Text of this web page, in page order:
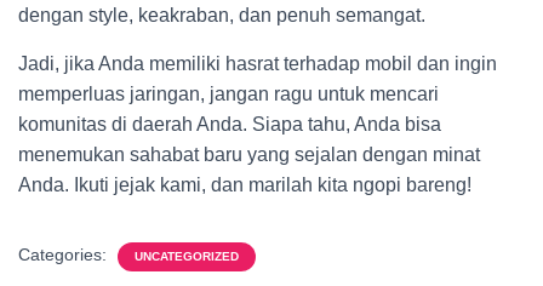
dengan style, keakraban, dan penuh semangat.
Jadi, jika Anda memiliki hasrat terhadap mobil dan ingin
memperluas jaringan, jangan ragu untuk mencari
komunitas di daerah Anda. Siapa tahu, Anda bisa
menemukan sahabat baru yang sejalan dengan minat
Anda. Ikuti jejak kami, dan marilah kita ngopi bareng!
Categories: UNCATEGORIZED